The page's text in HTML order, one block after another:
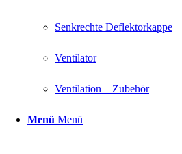
Senkrechte Deflektorkappe
Ventilator
Ventilation – Zubehör
Menü Menü